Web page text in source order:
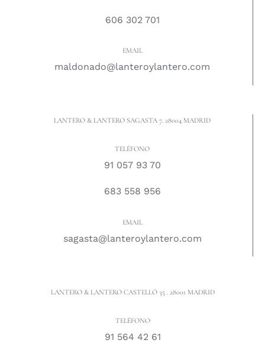
606 302 701
EMAIL
maldonado@lanteroylantero.com
LANTERO & LANTERO SAGASTA 7. 28004 MADRID
TELÉFONO
91 057 93 70
683 558 956
EMAIL
sagasta@lanteroylantero.com
LANTERO & LANTERO CASTELLÓ 35 . 28001 MADRID
TELÉFONO
91 564 42 61